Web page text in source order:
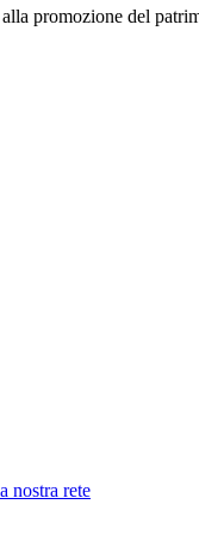
promozione del
nostra rete